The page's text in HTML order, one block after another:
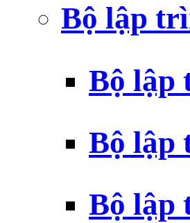
Bộ lập
Bộ lập
Bộ lập
Bộ lập